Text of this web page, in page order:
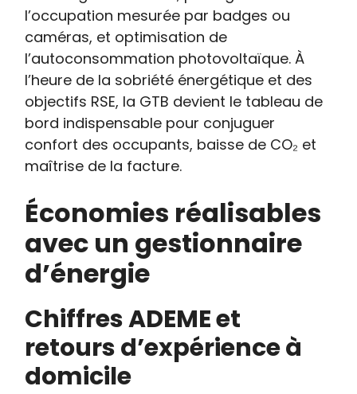
l’occupation mesurée par badges ou
caméras, et optimisation de
l’autoconsommation photovoltaïque. À
l’heure de la sobriété énergétique et des
objectifs RSE, la GTB devient le tableau de
bord indispensable pour conjuguer
confort des occupants, baisse de CO₂ et
maîtrise de la facture.
Économies réalisables
avec un gestionnaire
d’énergie
Chiffres ADEME et
retours d’expérience à
domicile